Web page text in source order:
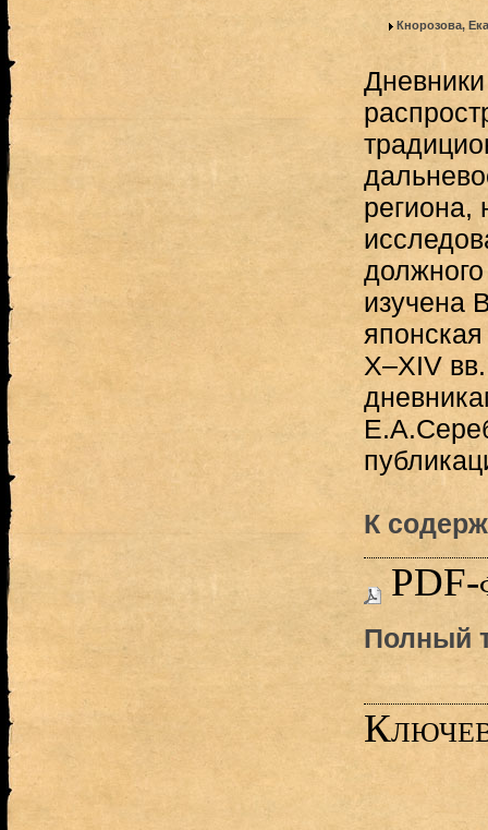
Кнорозова,
региона,
изучена
Х‒ХIV
К
PDF-
Полный